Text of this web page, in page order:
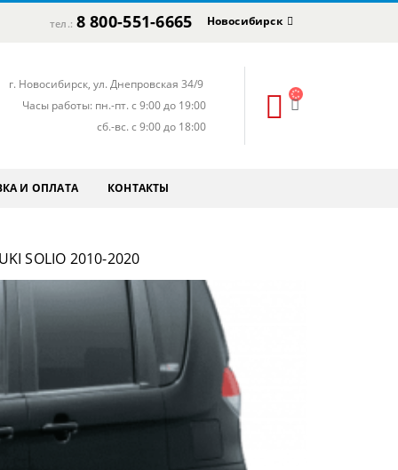
тел.: 8 800-551-6665 Новосибирск
г. Новосибирск, ул. Днепровская 34/9
Часы работы: пн.-пт. с 9:00 до 19:00
сб.-вс. с 9:00 до 18:00
И ОПЛАТА КОНТАКТЫ
SOLIO 2010-2020